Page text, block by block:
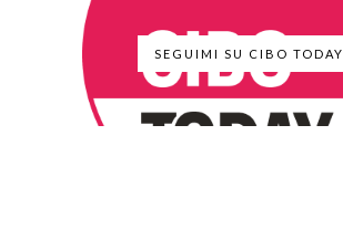
SEGUIMI SU CIBO TODAY